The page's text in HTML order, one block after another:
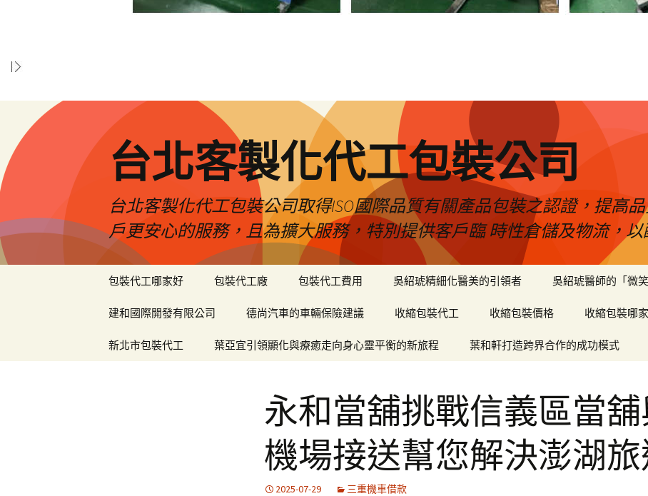
台北客製化代工包裝公司
台北客製化代工包裝公司取得ISO國際品質有關產品包裝之認證，提高
戶更安心的服務，且為擴大服務，特別提供客戶臨 時性倉儲及物流，
包裝代工哪家好 包裝代工廠 包裝代工費用 吳紹琥精細化醫美的引領者 吳紹琥醫師的「微
建和國際開發有限公司 德尚汽車的車輛保險建議 收縮包裝代工 收縮包裝價格 收縮包裝哪
新北市包裝代工 葉亞宜引領顯化與療癒走向身心靈平衡的新旅程 葉和軒打造跨界合作的成功模式
永和當舖挑戰信義區當
機場接送幫您解決澎湖
2025-07-29 三重機車借款